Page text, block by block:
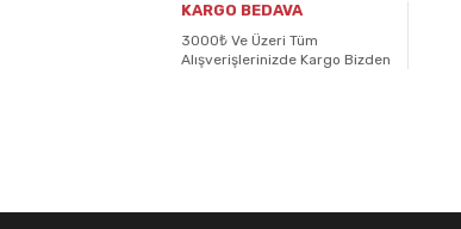
KARGO BEDAVA
3000₺ Ve Üzeri Tüm
Alışverişlerinizde Kargo Bizden